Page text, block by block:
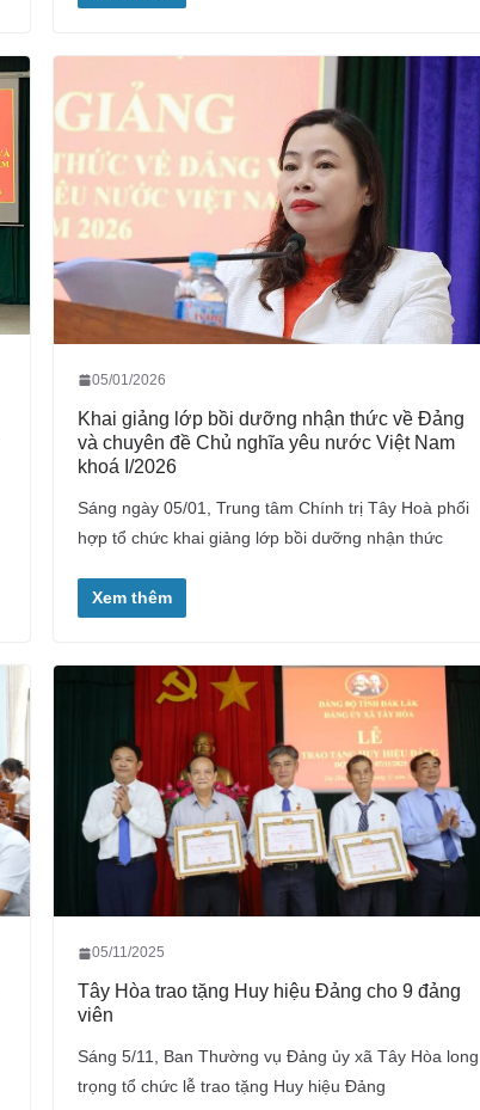
05/01/2026
Khai giảng lớp bồi dưỡng nhận thức về Đảng
và chuyên đề Chủ nghĩa yêu nước Việt Nam
khoá I/2026
Sáng ngày 05/01, Trung tâm Chính trị Tây Hoà phối
hợp tổ chức khai giảng lớp bồi dưỡng nhận thức
Xem thêm
05/11/2025
Tây Hòa trao tặng Huy hiệu Đảng cho 9 đảng
viên
Sáng 5/11, Ban Thường vụ Đảng ủy xã Tây Hòa long
trọng tổ chức lễ trao tặng Huy hiệu Đảng